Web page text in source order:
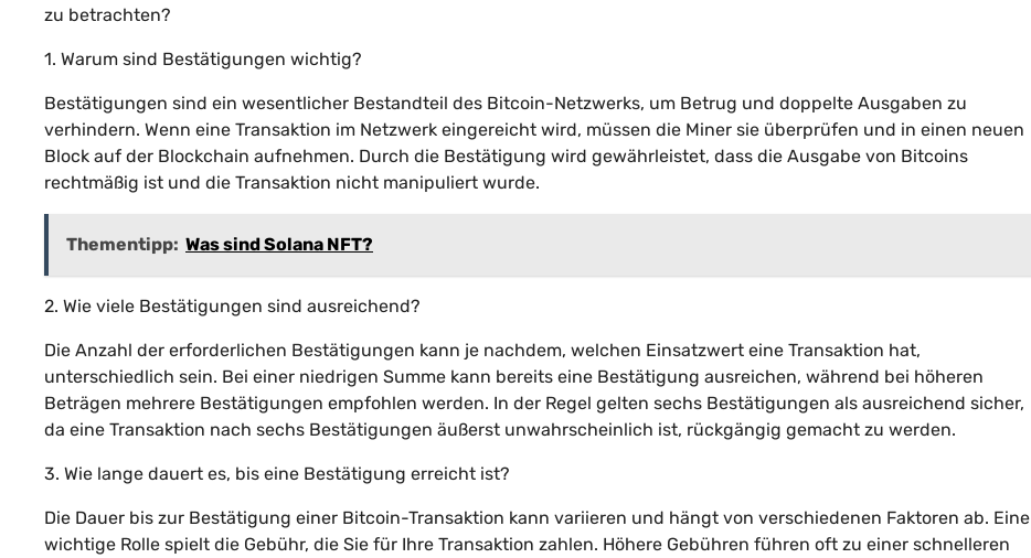
zu betrachten?
1. Warum sind Bestätigungen wichtig?
Bestätigungen sind ein wesentlicher Bestandteil des Bitcoin-Netzwerks, um Betrug und doppelte Ausgaben zu
verhindern. Wenn eine Transaktion im Netzwerk eingereicht wird, müssen die Miner sie überprüfen und in einen neuen
Block auf der Blockchain aufnehmen. Durch die Bestätigung wird gewährleistet, dass die Ausgabe von Bitcoins
rechtmäßig ist und die Transaktion nicht manipuliert wurde.
Thementipp: Was sind Solana NFT?
2. Wie viele Bestätigungen sind ausreichend?
Die Anzahl der erforderlichen Bestätigungen kann je nachdem, welchen Einsatzwert eine Transaktion hat,
unterschiedlich sein. Bei einer niedrigen Summe kann bereits eine Bestätigung ausreichen, während bei höheren
Beträgen mehrere Bestätigungen empfohlen werden. In der Regel gelten sechs Bestätigungen als ausreichend sicher,
da eine Transaktion nach sechs Bestätigungen äußerst unwahrscheinlich ist, rückgängig gemacht zu werden.
3. Wie lange dauert es, bis eine Bestätigung erreicht ist?
Die Dauer bis zur Bestätigung einer Bitcoin-Transaktion kann variieren und hängt von verschiedenen Faktoren ab. Eine
wichtige Rolle spielt die Gebühr, die Sie für Ihre Transaktion zahlen. Höhere Gebühren führen oft zu einer schnelleren